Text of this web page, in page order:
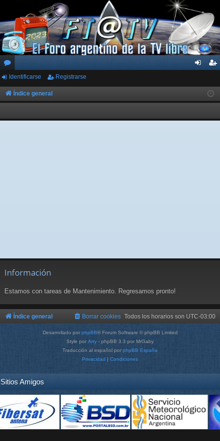
or
os
ar
ist
rs
Identificarse Registrarse
Índice general
Información
Estamos con tareas de Mantenimiento. Regresamos pronto!
Índice general Todos los horarios son UTC-03:00
Borrar cookies
Desarrollado por phpBB® Forum Software © phpBB Limited
Style por Arty - phpBB 3.3 por MrGaby
Traducción al español por phpBB España
Privacidad | Condiciones
Sitios Amigos